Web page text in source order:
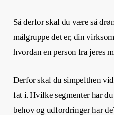
Så derfor skal du være så
målgruppe det er, din
hvordan en person fra jeres
Derfor skal du simpelthen
fat i. Hvilke segmenter har
behov og udfordringer har